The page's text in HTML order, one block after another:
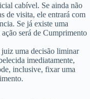
cabível. Se ainda não
de visita, ele entrará com
. Se já existe uma
será de Cumprimento
juiz uma decisão liminar
imediatamente,
inclusive, fixar uma